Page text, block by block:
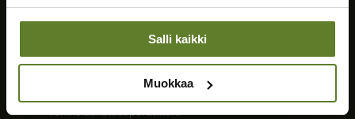
Salli kaikki
Muokkaa
Ajankohtaista
Tiedot
Verkkolaskutusoperaattori: